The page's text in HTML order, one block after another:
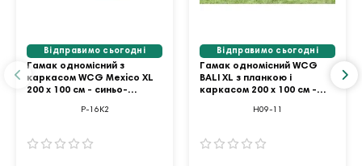
Відправимо сьогодні
Гамак одномісний з
каркасом WCG Mexico XL
200 х 100 см - синьо-
P-16К2
Відправимо сьогодні
Гамак одномісний WCG
BALI XL з планкою і
каркасом 200 х 100 см -
H09-11